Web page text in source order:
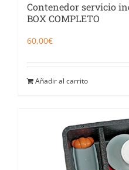
Contenedor servicio
BOX COMPLETO
60,00€
Añadir al carrito